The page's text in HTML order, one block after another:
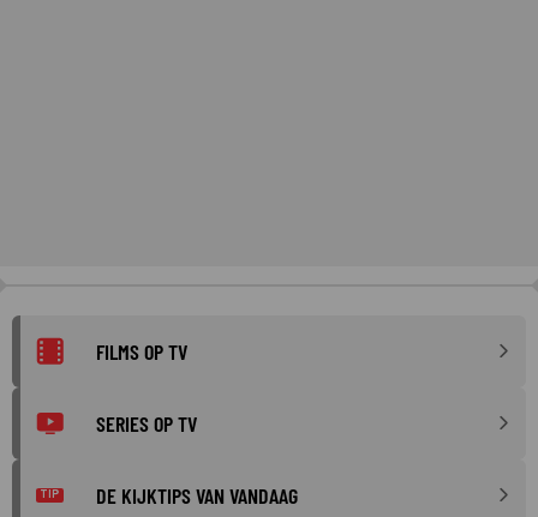
FILMS OP TV
SERIES OP TV
TIP DE KIJKTIPS VAN VANDAAG